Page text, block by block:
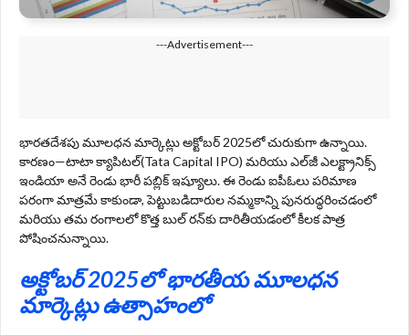
---Advertisement---
భారతదేశపు మూలధన మార్కెట్లు అక్టోబర్ 2025లో చురుకుగా ఉన్నాయి.
కారణం—టాటా క్యాపిటల్(Tata Capital IPO) మరియు ఎల్‌జీ ఎలక్ట్రానిక్స్
ఇండియా అనే రెండు భారీ పబ్లిక్ ఇష్యూలు. ఈ రెండు ఐపీఓలు పరిమాణ
పరంగా మాత్రమే కాకుండా, పెట్టుబడిదారుల నమ్మకాన్ని పునరుద్ధరించడంలో
మరియు తమ రంగాలలో కొత్త బుల్ రన్‌కు దారితీయడంలో కీలక పాత్ర
పోషించనున్నాయి.
అక్టోబర్ 2025లో భారతీయ మూలధన
మార్కెట్లు ఉత్సాహంలో